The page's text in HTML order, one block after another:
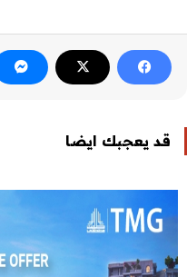
قد يعجبك ايضا